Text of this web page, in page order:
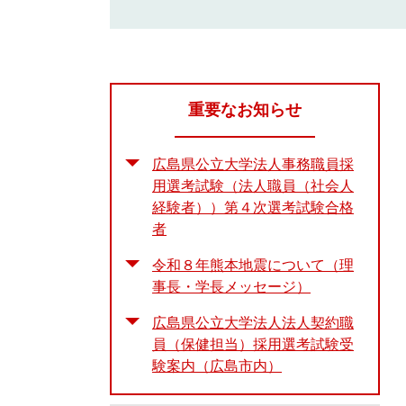
重要なお知らせ
広島県公立大学法人事務職員採
用選考試験（法人職員（社会人
経験者））第４次選考試験合格
者
令和８年熊本地震について（理
事長・学長メッセージ）
広島県公立大学法人法人契約職
員（保健担当）採用選考試験受
験案内（広島市内）